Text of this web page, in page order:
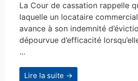
La Cour de cassation rappelle
laquelle un locataire
avance à son indemnité
dépourvue d’efficacité
...
Lire la suite →